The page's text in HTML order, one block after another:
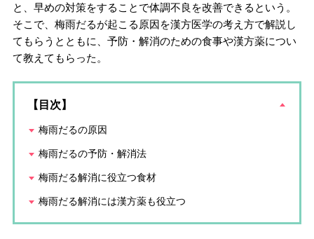
と、早めの対策をすることで体調不良を改善できるという。
そこで、梅雨だるが起こる原因を漢方医学の考え方で解説し
てもらうとともに、予防・解消のための食事や漢方薬につい
て教えてもらった。
【目次】
梅雨だるの原因
梅雨だるの予防・解消法
梅雨だる解消に役立つ食材
梅雨だる解消には漢方薬も役立つ